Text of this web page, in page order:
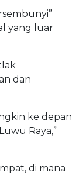
yang luar
dan
ke depan
Raya,”
di mana